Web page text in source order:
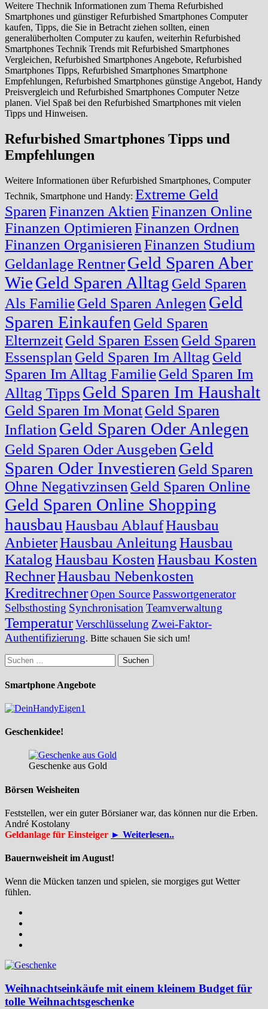
Weitere Thechnik Informationen zum Thema Refurbished
Smartphones und günstiger Refurbished Smartphones Computer
kaufen, Tipps, die Sie in Betracht ziehen sollten, einen
generalüberholten Computer zu kaufen, weiterhin Refurbished
Smartphones Technik Trends mit Refurbished Smartphones
Vergleichen, Refurbished Smartphones Angebote, Refurbished
Smartphones Tipps, Refurbished Smartphones Smartphone
Empfehlungen, Refurbished Smartphones günstige Angebot, Handy
Preisvergleich und Refurbished Smartphones Computer Netze
planen. Viel Spaß bei den Refurbished Smartphones mit vielen
Tipps und Hinweisen.
Refurbished Smartphones Tipps und
Empfehlungen
Weitere Informationen über Refurbished Smartphones, Computer
Technik, Smartphone und Handy: Extreme Geld
Sparen Finanzen Aktien Finanzen Online
Finanzen Optimieren Finanzen Ordnen
Finanzen Organisieren Finanzen Studium
Geldanlage RentnerGeld Sparen Aber
WieGeld Sparen Alltag Geld Sparen
Als FamilieGeld Sparen Anlegen Geld
Sparen Einkaufen Geld Sparen
ElternzeitGeld Sparen Essen Geld Sparen
Essensplan Geld Sparen Im Alltag Geld
Sparen Im Alltag FamilieGeld Sparen Im
Alltag Tipps Geld Sparen Im Haushalt
Geld Sparen Im MonatGeld Sparen
Inflation Geld Sparen Oder Anlegen
Geld Sparen Oder Ausgeben Geld
Sparen Oder Investieren Geld Sparen
Ohne Negativzinsen Geld Sparen Online
Geld Sparen Online Shopping
hausbau Hausbau AblaufHausbau
AnbieterHausbau AnleitungHausbau
KatalogHausbau Kosten Hausbau Kosten
RechnerHausbau Nebenkosten
KreditrechnerOpen SourcePasswortgenerator
Selbsthosting Synchronisation Teamverwaltung
TemperaturVerschlüsselung Zwei-Faktor-
Authentifizierung. Bitte schauen Sie sich um!
Suchen
nach:
Smartphone Angebote
Geschenkidee!
Geschenke aus Gold
Börsen Weisheiten
Feststellen, wer ein guter Börsianer war, das können nur die Erben.
André Kostolany
Geldanlage für Einsteiger ► Weiterlesen..
Bauernweisheit im August!
Wenn die Mücken tanzen und spielen, sie morgiges gut Wetter
fühlen.
Weihnachtseinkäufe mit einem kleinem Budget für
tolle Weihnachtsgeschenke